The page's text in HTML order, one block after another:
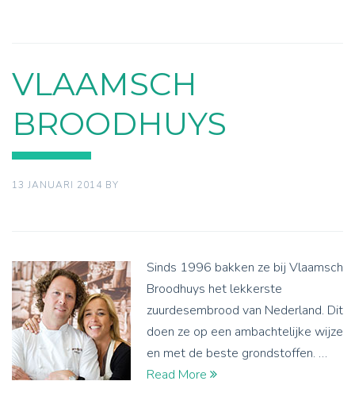
VLAAMSCH
BROODHUYS
13 JANUARI 2014 BY
Sinds 1996 bakken ze bij Vlaamsch
Broodhuys het lekkerste
zuurdesembrood van Nederland. Dit
doen ze op een ambachtelijke wijze
en met de beste grondstoffen. …
Read More